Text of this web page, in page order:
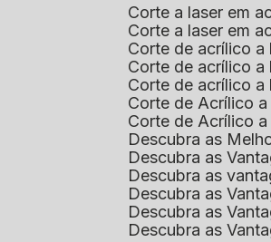
Corte a laser em
Corte a laser em
Corte de acrílico
Corte de acrílico
Corte de acrílico
Corte de Acrílico
Corte de Acrílico
Descubra as
Descubra as
Descubra as
Descubra as
Descubra as
Descubra as